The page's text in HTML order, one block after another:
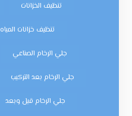
تنظيف الخزانات
تنظيف خزانات المياه
جلي الرخام الصناعي
جلي الرخام بعد التركيب
جلي الرخام قبل وبعد